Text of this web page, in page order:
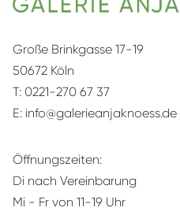
Große Brinkgasse 17-19
50672 Köln
T: 0221-270 67 37
E: info@galerieanjaknoess.de
Öffnungszeiten:
Di nach Vereinbarung
Mi - Fr von 11-19 Uhr